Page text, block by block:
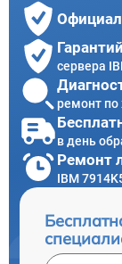
сервера
ремонт
в день
Ремонт
IBM